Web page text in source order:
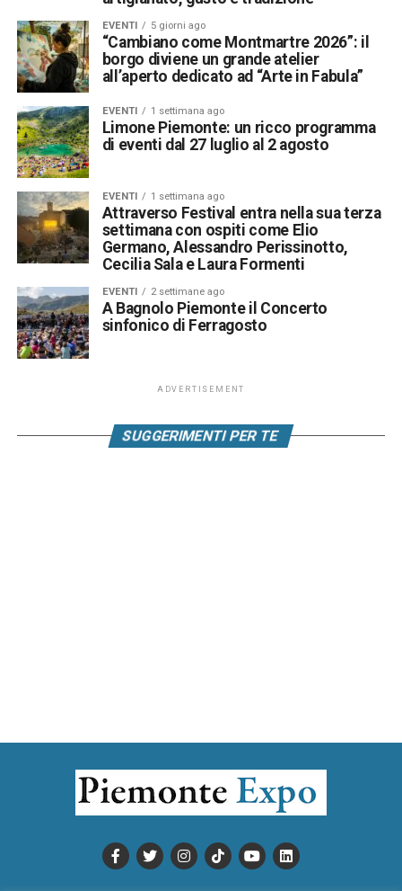
EVENTI 5 giorni ago
“Cambiano come Montmartre 2026”: il
borgo diviene un grande atelier
all’aperto dedicato ad “Arte in Fabula”
EVENTI 1 settimana ago
Limone Piemonte: un ricco programma
di eventi dal 27 luglio al 2 agosto
EVENTI 1 settimana ago
Attraverso Festival entra nella sua terza
settimana con ospiti come Elio
Germano, Alessandro Perissinotto,
Cecilia Sala e Laura Formenti
EVENTI 2 settimane ago
A Bagnolo Piemonte il Concerto
sinfonico di Ferragosto
ADVERTISEMENT
SUGGERIMENTI PER TE